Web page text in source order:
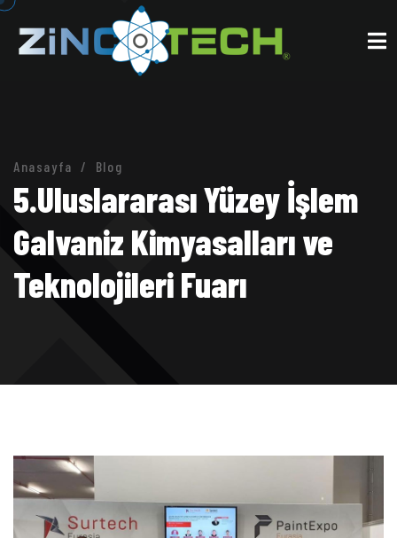
Anasayfa Blog
5.Uluslararası Yüzey İşlem
Galvaniz Kimyasalları ve
Teknolojileri Fuarı